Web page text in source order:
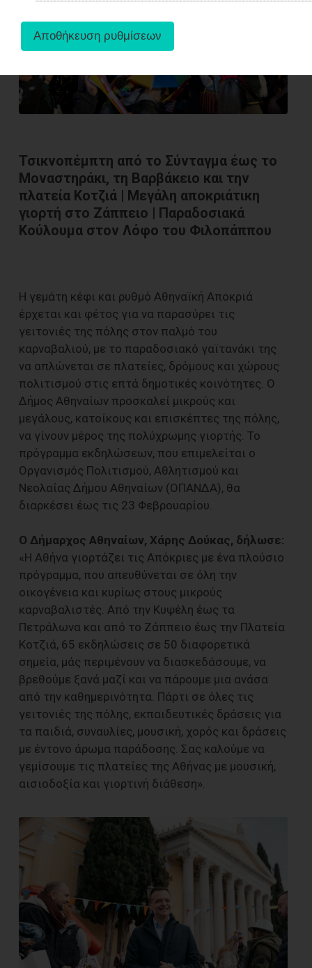
Τσικνοπέμπτη από το Σύνταγμα έως το
Μοναστηράκι, τη Βαρβάκειο και την
πλατεία Κοτζιά | Μεγάλη αποκριάτικη
γιορτή στο Ζάππειο | Παραδοσιακά
Κούλουμα στον Λόφο του Φιλοπάππου
Η γεμάτη κέφι και ρυθμό Αθηναϊκή Αποκριά
έρχεται και φέτος για να παρασύρει τις
γειτονιές της πόλης στον παλμό του
καρναβαλιού, με το παραδοσιακό γαϊτανάκι της
να απλώνεται σε πλατείες, δρόμους και χώρους
πολιτισμού στις επτά δημοτικές κοινότητες. Ο
Δήμος Αθηναίων προσκαλεί μικρούς και
μεγάλους, κατοίκους και επισκέπτες της πόλης,
να γίνουν μέρος της πολύχρωμης γιορτής. Το
πρόγραμμα εκδηλώσεων, που επιμελείται ο
Οργανισμός Πολιτισμού, Αθλητισμού και
Νεολαίας Δήμου Αθηναίων (ΟΠΑΝΔΑ), θα
διαρκέσει έως τις 23 Φεβρουαρίου.
Ο Δήμαρχος Αθηναίων, Χάρης Δούκας, δήλωσε:
«Η Αθήνα γιορτάζει τις Απόκριες με ένα πλούσιο
πρόγραμμα, που απευθύνεται σε όλη την
οικογένεια και κυρίως στους μικρούς
καρναβαλιστές. Από την Κυψέλη έως τα
Πετράλωνα και από το Ζάππειο έως την Πλατεία
Κοτζιά, 65 εκδηλώσεις σε 50 διαφορετικά
σημεία, μάς περιμένουν να διασκεδάσουμε, να
βρεθούμε ξανά μαζί και να πάρουμε μια ανάσα
από την καθημερινότητα. Πάρτι σε όλες τις
γειτονιές της πόλης, εκπαιδευτικές δράσεις για
τα παιδιά, συναυλίες, μουσική, χορός και δράσεις
με έντονο άρωμα παράδοσης. Σας καλούμε να
γεμίσουμε τις πλατείες της Αθήνας με μουσική,
αισιοδοξία και γιορτινή διάθεση».